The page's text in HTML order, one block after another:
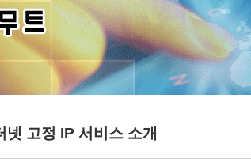
넷 고정 IP 서비스 소개